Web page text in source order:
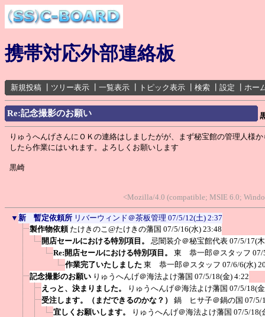
携帯対応外部連絡板
新規投稿 ツリー表示 一覧表示 トピック表示 検索 設定 ホー
Re:記念撮影のお願い
りゅうへんげさんにＯＫの連絡はしましたがが、まず秘宝館の管理人様
したら作業にはいれます。よろしくお願いします
黒崎
<Mozilla/4.0 (compatible; MSIE 6.0;
▼ 新 暫定依頼所 リバーウィンド＠茶板管理 07/5/12(土) 2:37
製作物依頼 たけきのこ@たけきの藩国 07/5/16(水) 23:48
開店セールにおける特別項目。
忌闇装介＠秘宝館代表 07/5/17(
Re:開店セールにおける特別項目。
東 恭一郎＠スタッフ 07/
作業完了いたしました 東 恭一郎＠スタッフ 07/6/6(水)
記念撮影のお願い りゅうへんげ＠海法よけ藩国 07/5/18(金) 4:22
えっと、決まりました。
りゅうへんげ＠海法よけ藩国 07/5/18(
受注します。（まだできるのかな？）
鍋 ヒサ子＠鍋の国 07/5/
宜しくお願いします。
りゅうへんげ＠海法よけ藩国 07/5/18(